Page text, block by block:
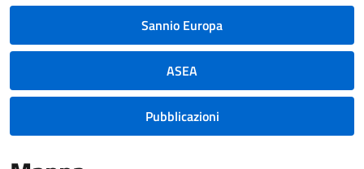
Sannio Europa
ASEA
Pubblicazioni